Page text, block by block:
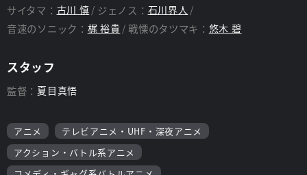
サイタマ： 古川 慎 ジェノス： 石川界人
音速のソニック： 梶 裕貴 戦慄のタツマキ： 悠木 碧
スタッフ
監督： 夏目真悟
アニメ
テレビアニメ・UHF・深夜アニメ
アクション・バトル系アニメ